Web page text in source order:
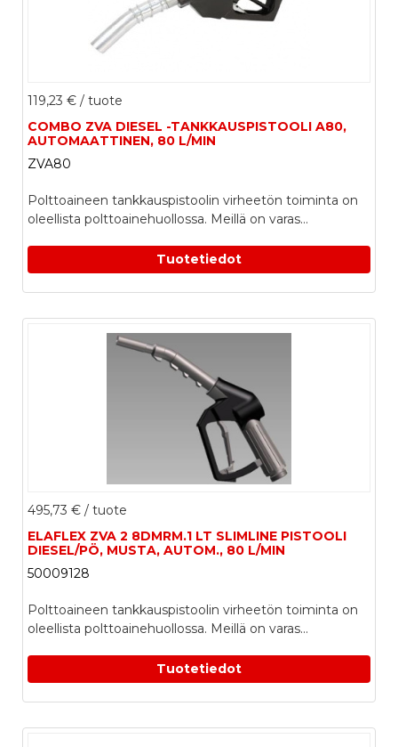
119,23 € / tuote
COMBO ZVA DIESEL -TANKKAUSPISTOOLI A80,
AUTOMAATTINEN, 80 L/MIN
ZVA80
Polttoaineen tankkauspistoolin virheetön toiminta on
oleellista polttoainehuollossa. Meillä on varas...
Tuotetiedot
495,73 € / tuote
ELAFLEX ZVA 2 8DMRM.1 LT SLIMLINE PISTOOLI
DIESEL/PÖ, MUSTA, AUTOM., 80 L/MIN
50009128
Polttoaineen tankkauspistoolin virheetön toiminta on
oleellista polttoainehuollossa. Meillä on varas...
Tuotetiedot